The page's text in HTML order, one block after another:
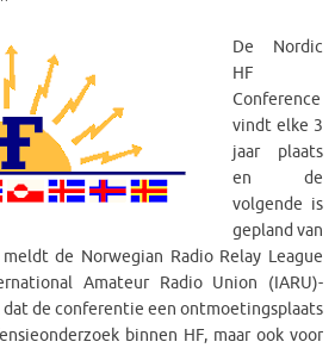
De Nordic
HF
Conference
vindt elke 3
jaar plaats
en de
volgende is
gepland van
de Norwegian Radio Relay League
Amateur Radio Union (IARU)-
dat de conferentie een ontmoetingsplaats
binnen HF, maar ook voor